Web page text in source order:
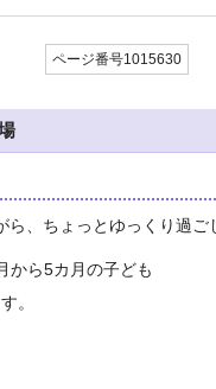
ページ番号1015630
ら、ちょっとゆっくり過ご
から5カ月の子ども
。